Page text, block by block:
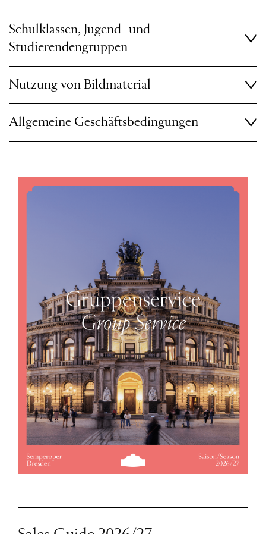
Schulklassen, Jugend- und
Studierendengruppen
Nutzung von Bildmaterial
Allgemeine Geschäftsbedingungen